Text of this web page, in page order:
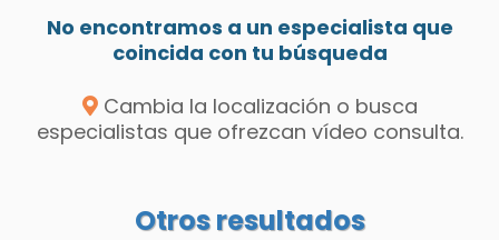
No encontramos a un especialista que
coincida con tu búsqueda
Cambia la localización o busca
especialistas que ofrezcan vídeo consulta.
Otros resultados